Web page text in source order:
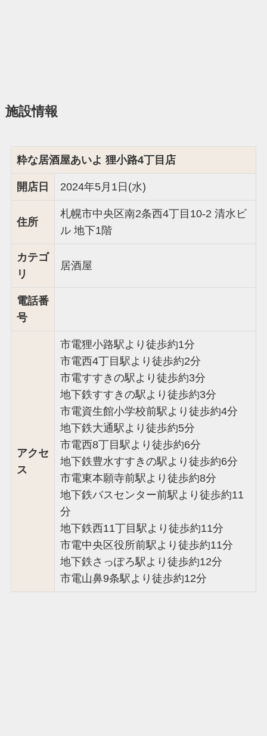
施設情報
粋な居酒屋あいよ 狸小路4丁目店
開店日 2024年5月1日(水)
住所
札幌市中央区南2条西4丁目10-2 清水ビ
ル 地下1階
カテゴ
リ
居酒屋
電話番
号
アクセ
ス
市電狸小路駅より徒歩約1分
市電西4丁目駅より徒歩約2分
市電すすきの駅より徒歩約3分
地下鉄すすきの駅より徒歩約3分
市電資生館小学校前駅より徒歩約4分
地下鉄大通駅より徒歩約5分
市電西8丁目駅より徒歩約6分
地下鉄豊水すすきの駅より徒歩約6分
市電東本願寺前駅より徒歩約8分
地下鉄バスセンター前駅より徒歩約11
分
地下鉄西11丁目駅より徒歩約11分
市電中央区役所前駅より徒歩約11分
地下鉄さっぽろ駅より徒歩約12分
市電山鼻9条駅より徒歩約12分